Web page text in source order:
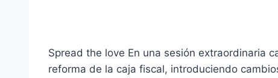
Spread the love En una sesión extraordinaria
reforma de la caja fiscal, introduciendo